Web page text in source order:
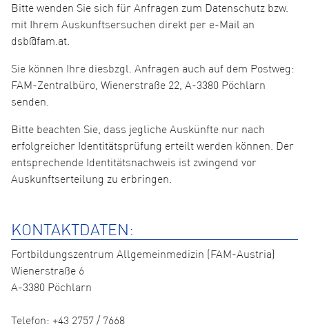
Bitte wenden Sie sich für Anfragen zum Datenschutz bzw.
mit Ihrem Auskunftsersuchen direkt per e-Mail an
dsb@fam.at.
Sie können Ihre diesbzgl. Anfragen auch auf dem Postweg:
FAM-Zentralbüro, Wienerstraße 22, A-3380 Pöchlarn
senden.
Bitte beachten Sie, dass jegliche Auskünfte nur nach
erfolgreicher Identitätsprüfung erteilt werden können. Der
entsprechende Identitätsnachweis ist zwingend vor
Auskunftserteilung zu erbringen.
KONTAKTDATEN:
Fortbildungszentrum Allgemeinmedizin (FAM-Austria)
Wienerstraße 6
A-3380 Pöchlarn
Telefon: +43 2757 / 7668